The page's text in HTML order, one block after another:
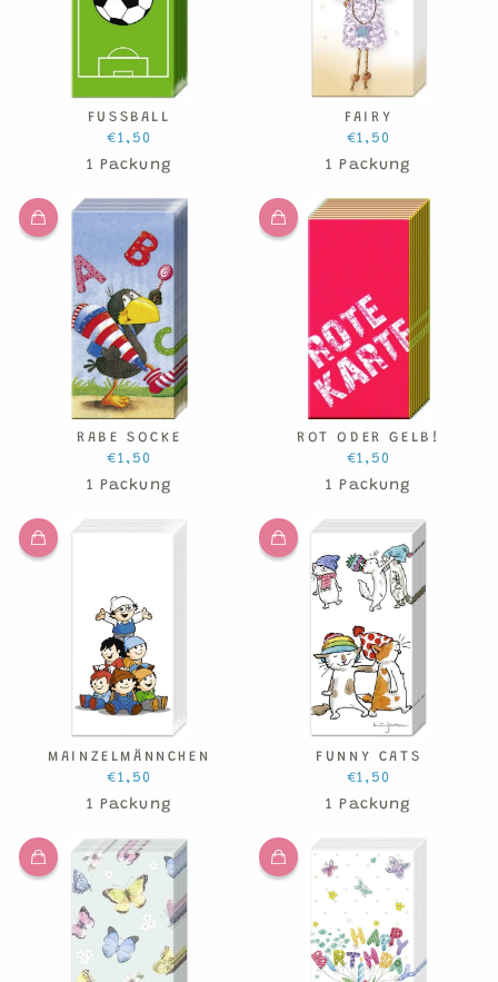
FUSSBALL
€1,50
1 Packung
FAIRY
€1,50
1 Packung
RABE SOCKE
€1,50
1 Packung
ROT ODER GELB!
€1,50
1 Packung
MAINZELMÄNNCHEN
€1,50
1 Packung
FUNNY CATS
€1,50
1 Packung